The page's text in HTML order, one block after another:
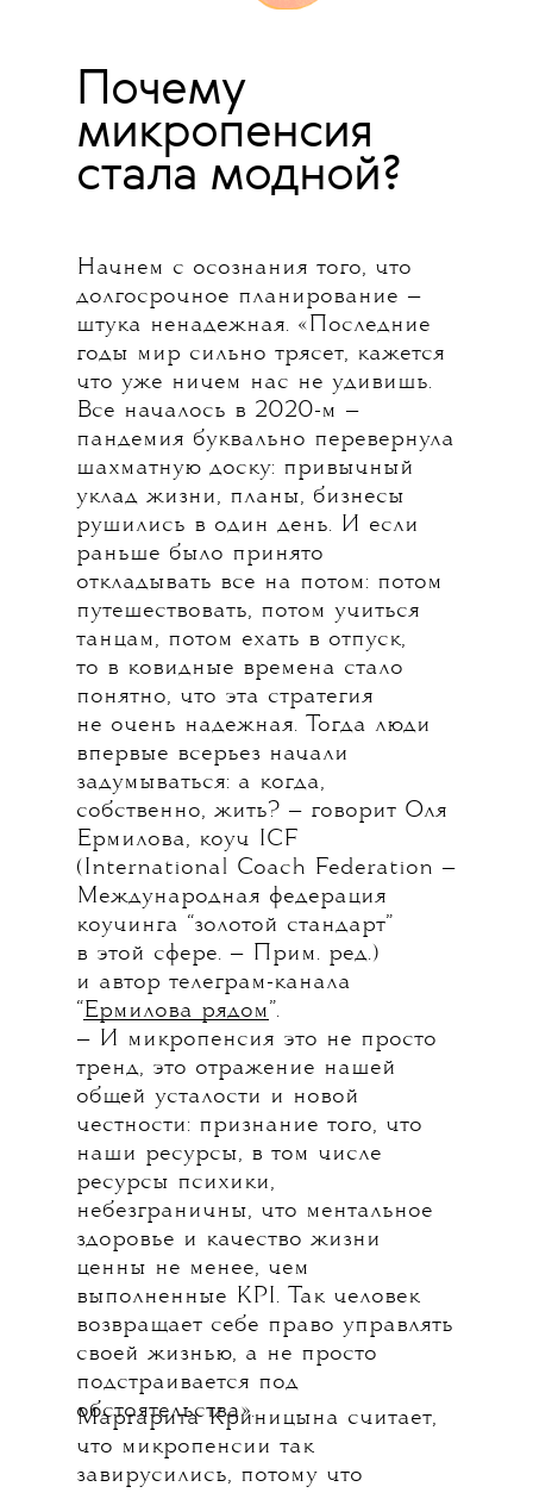
Почему
микропенсия
стала модной?
Начнем с осознания того, что
долгосрочное планирование —
штука ненадежная. «Последние
годы мир сильно трясет, кажется
что уже ничем нас не удивишь.
Все началось в 2020-м —
пандемия буквально перевернула
шахматную доску: привычный
уклад жизни, планы, бизнесы
рушились в один день. И если
раньше было принято
откладывать все на потом: потом
путешествовать, потом учиться
танцам, потом ехать в отпуск,
то в ковидные времена стало
понятно, что эта стратегия
не очень надежная. Тогда люди
впервые всерьез начали
задумываться: а когда,
собственно, жить? — говорит Оля
Ермилова, коуч ICF
(International Coach Federation —
Международная федерация
коучинга “золотой стандарт”
в этой сфере. — Прим. ред.)
и автор телеграм-канала
“Ермилова рядом”.
— И микропенсия это не просто
тренд, это отражение нашей
общей усталости и новой
честности: признание того, что
наши ресурсы, в том числе
ресурсы психики,
небезграничны, что ментальное
здоровье и качество жизни
ценны не менее, чем
выполненные KPI. Так человек
возвращает себе право управлять
своей жизнью, а не просто
подстраивается под
обстоятельства».
Маргарита Криницына считает,
что микропенсии так
завирусились, потому что